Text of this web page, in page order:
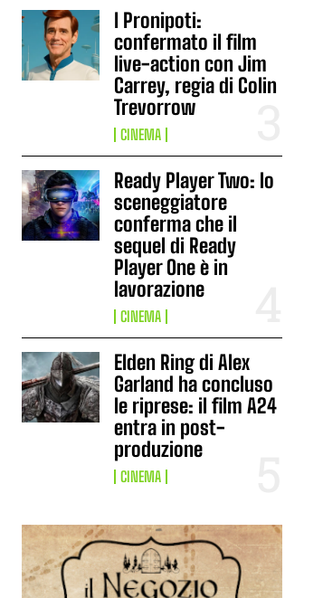
I Pronipoti:
confermato il film
live-action con Jim
Carrey, regia di Colin
Trevorrow
CINEMA
Ready Player Two: lo
sceneggiatore
conferma che il
sequel di Ready
Player One è in
lavorazione
CINEMA
Elden Ring di Alex
Garland ha concluso
le riprese: il film A24
entra in post-
produzione
CINEMA